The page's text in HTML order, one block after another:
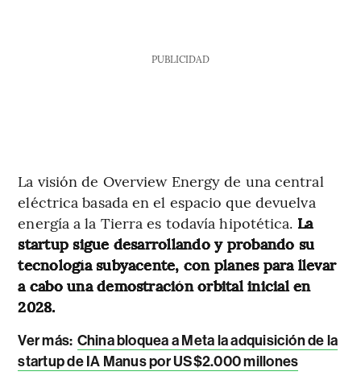
PUBLICIDAD
La visión de Overview Energy de una central
eléctrica basada en el espacio que devuelva
energía a la Tierra es todavía hipotética. La
startup sigue desarrollando y probando su
tecnología subyacente, con planes para llevar
a cabo una demostración orbital inicial en
2028.
Ver más: China bloquea a Meta la adquisición de la
startup de IA Manus por US$2.000 millones